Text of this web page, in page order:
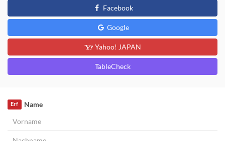
Facebook
Google
Yahoo! JAPAN
TableCheck
Name
Erf